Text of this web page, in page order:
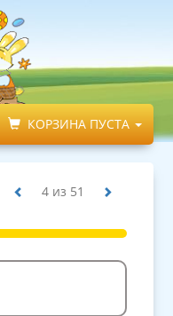
КОРЗИНА ПУСТА
4 из 51